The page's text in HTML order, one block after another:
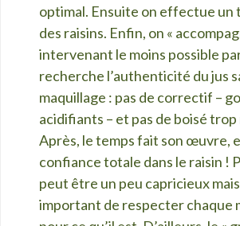
optimal. Ensuite on effectue un
des raisins. Enfin, on «
intervenant le moins possible
recherche l’authenticité du jus
maquillage : pas de correctif –
acidifiants – et pas de boisé trop
Après, le temps fait son œuvre,
confiance totale dans le raisin !
peut être un peu capricieux
important de respecter chaque